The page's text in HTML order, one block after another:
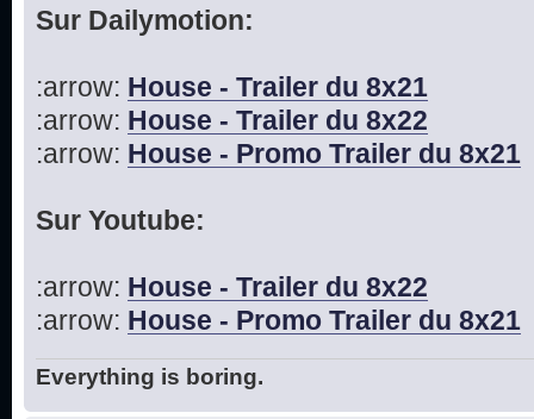
Sur Dailymotion:
:arrow: House - Trailer du 8x21
:arrow: House - Trailer du 8x22
:arrow: House - Promo Trailer du 8x21
Sur Youtube:
:arrow: House - Trailer du 8x22
:arrow: House - Promo Trailer du 8x21
Everything is boring.